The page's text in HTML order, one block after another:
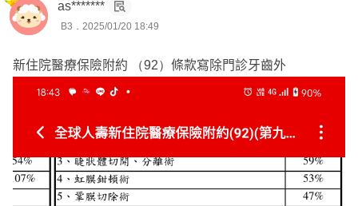
還會連同”商品面“一起綜合評估做取捨
透過排列組合將有限的預算發揮到最大效益✨
📌
代理30家擅長各家保險分析條款講重點
as*******
B3．2025/01/20 18:49
新住院醫療保險附約 （92）條款寫除門診牙齒外